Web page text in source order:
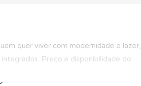
quer viver com modernidade e lazer,
Preço e disponibilidade do